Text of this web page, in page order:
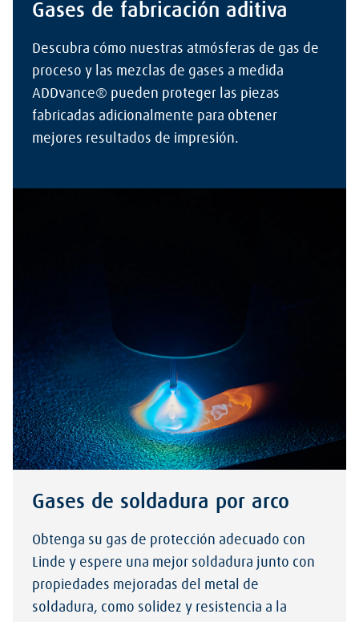
Gases de fabricación aditiva
Descubra cómo nuestras atmósferas de gas de
proceso y las mezclas de gases a medida
ADDvance® pueden proteger las piezas
fabricadas adicionalmente para obtener
mejores resultados de impresión.
Gases de soldadura por arco
Obtenga su gas de protección adecuado con
Linde y espere una mejor soldadura junto con
propiedades mejoradas del metal de
soldadura, como solidez y resistencia a la